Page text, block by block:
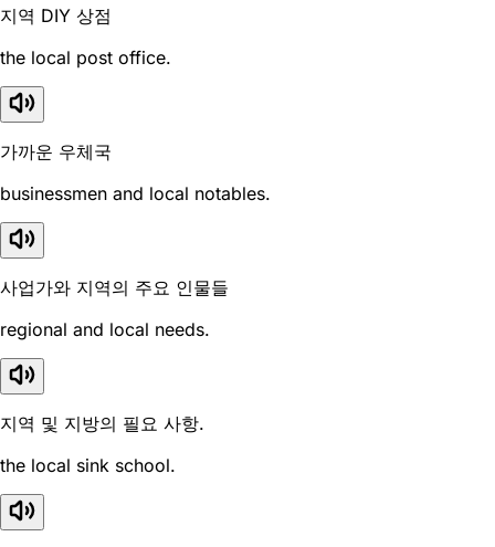
지역 DIY 상점
the local post office.
가까운 우체국
businessmen and local notables.
사업가와 지역의 주요 인물들
regional and local needs.
지역 및 지방의 필요 사항.
the local sink school.